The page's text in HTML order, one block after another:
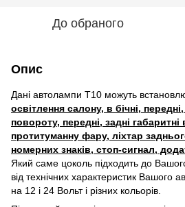
До обраного
Опис
Дані автолампи Т10 можуть
освітлення салону, в бічні,
повороту, передні, задні габаритні
протитуманну фару, ліхтар
номерних знаків, стоп-сигнал,
Який саме цоколь підходить до
від технічних характеристик Вашого
на 12 і 24 Вольт і різних кольорів.